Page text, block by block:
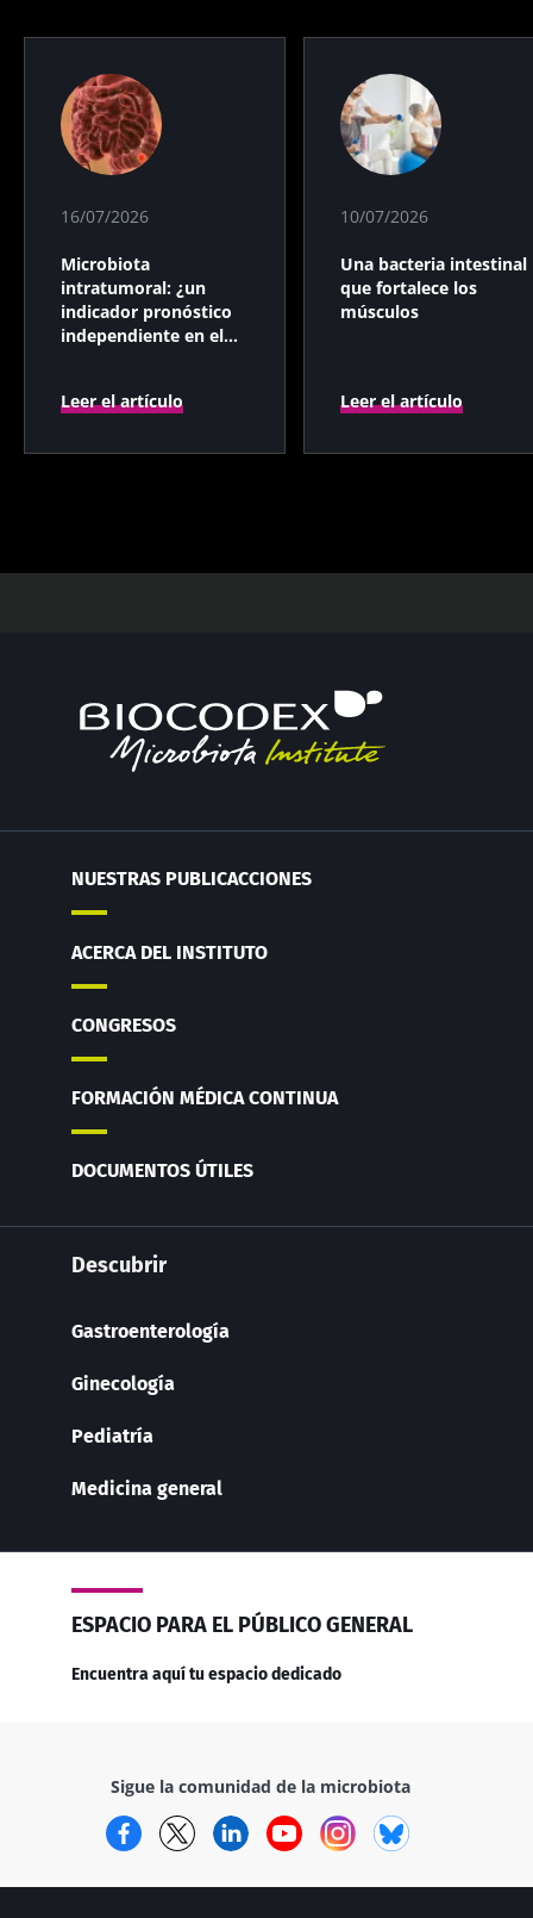
16/07/2026
Microbiota
intratumoral: ¿un
indicador pronóstico
independiente en el
Leer el artículo
10/07/2026
Una bacteria intestinal
que fortalece los
músculos
Leer el artículo
NUESTRAS PUBLICACCIONES
ACERCA DEL INSTITUTO
CONGRESOS
FORMACIÓN MÉDICA CONTINUA
DOCUMENTOS ÚTILES
Descubrir
Gastroenterología
Ginecología
Pediatría
Medicina general
ESPACIO PARA EL PÚBLICO GENERAL
Encuentra aquí tu espacio dedicado
Sigue la comunidad de la microbiota
FacebookTwitterLinkedInYouTubeInstagram